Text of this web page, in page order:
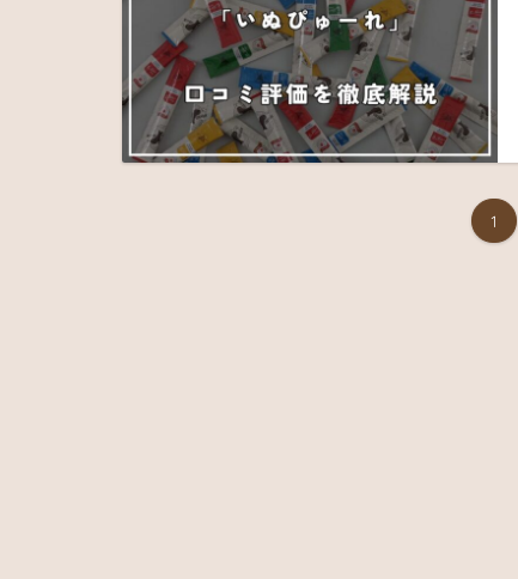
1